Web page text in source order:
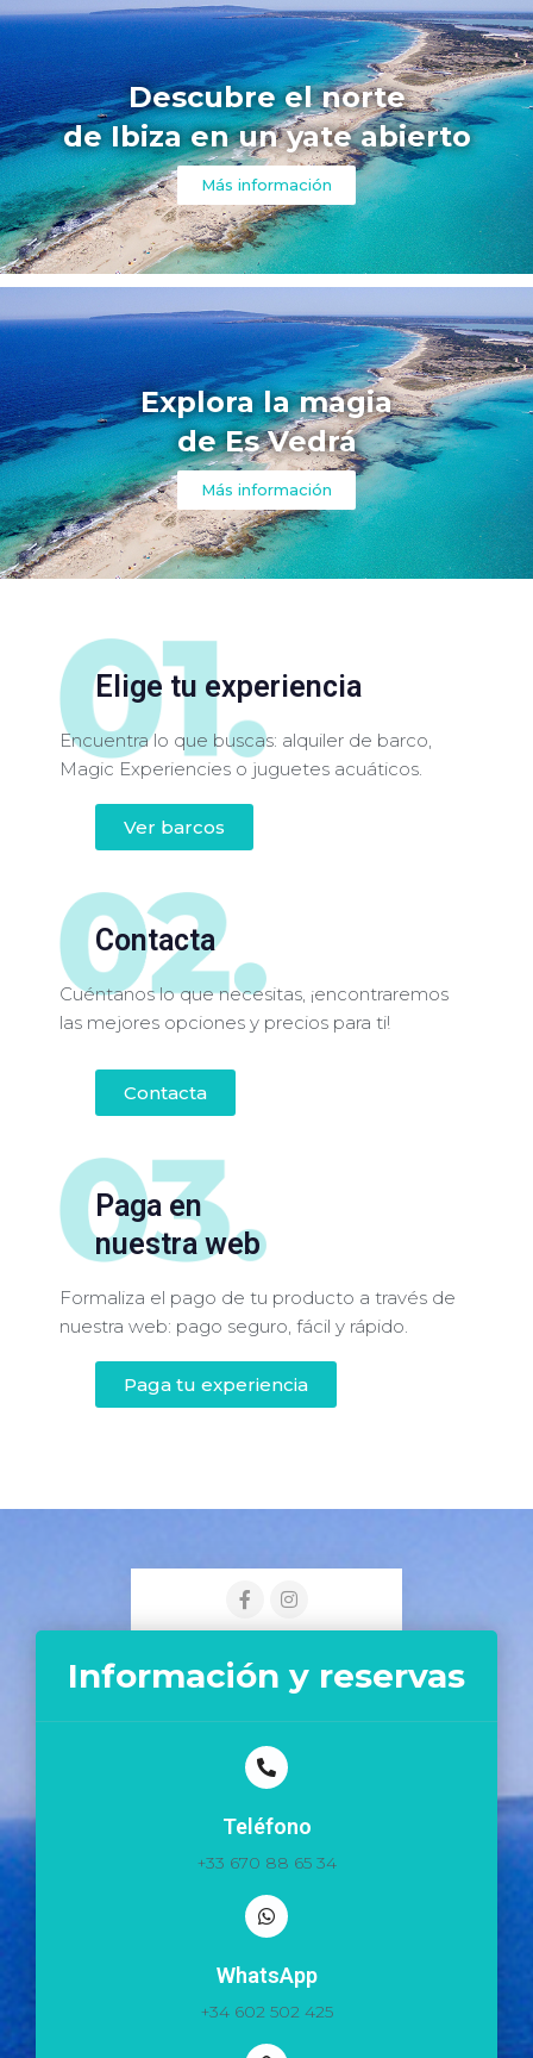
Explora la magia
de Es Vedrá
Más información
Descubre el norte
de Ibiza en un yate abierto
Más información
Elige tu experiencia
Encuentra lo que buscas: alquiler de barco,
Magic Experiencies o juguetes acuáticos.
Ver barcos
Contacta
Cuéntanos lo que necesitas, ¡encontraremos
las mejores opciones y precios para ti!
Contacta
Paga en
nuestra web
Formaliza el pago de tu producto a través de
nuestra web: pago seguro, fácil y rápido.
Paga tu experiencia
Información y reservas
Teléfono
+33 670 88 65 34
WhatsApp
+34 602 502 425